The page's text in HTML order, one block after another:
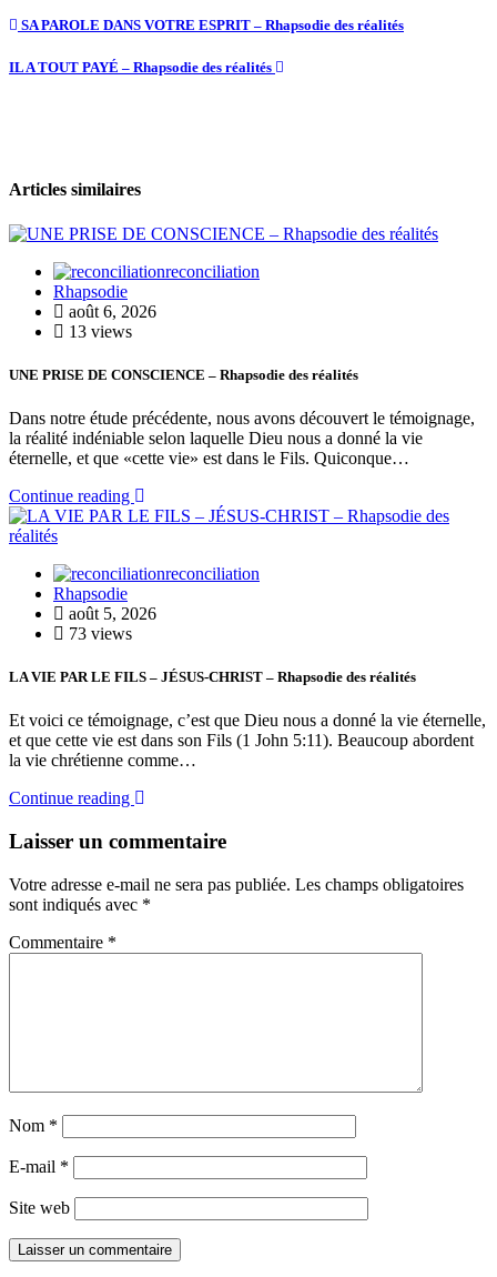
SA PAROLE DANS VOTRE ESPRIT – Rhapsodie des réalités
IL A TOUT PAYÉ – Rhapsodie des réalités
Articles similaires
reconciliation
Rhapsodie
août 6, 2026
13 views
UNE PRISE DE CONSCIENCE – Rhapsodie des réalités
Dans notre étude précédente, nous avons découvert le témoignage,
la réalité indéniable selon laquelle Dieu nous a donné la vie
éternelle, et que «cette vie» est dans le Fils. Quiconque…
Continue reading
reconciliation
Rhapsodie
août 5, 2026
73 views
LA VIE PAR LE FILS – JÉSUS-CHRIST – Rhapsodie des réalités
Et voici ce témoignage, c’est que Dieu nous a donné la vie éternelle,
et que cette vie est dans son Fils (1 John 5:11). Beaucoup abordent
la vie chrétienne comme…
Continue reading
Laisser un commentaire
Votre adresse e-mail ne sera pas publiée. Les champs obligatoires
sont indiqués avec *
Commentaire *
Nom *
E-mail *
Site web